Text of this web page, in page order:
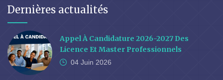
Dernières actualités
Appel À Candidature 2026-2027 Des
Licence Et Master Professionnels
04 Juin 2026